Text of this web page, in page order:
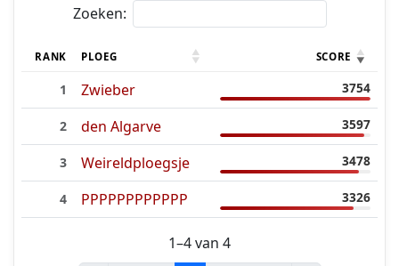
Zoeken:
RANK PLOEG SCORE
1 Zwieber 3754
2 den Algarve 3597
3 Weireldploegsje 3478
4 PPPPPPPPPPPP 3326
1–4 van 4